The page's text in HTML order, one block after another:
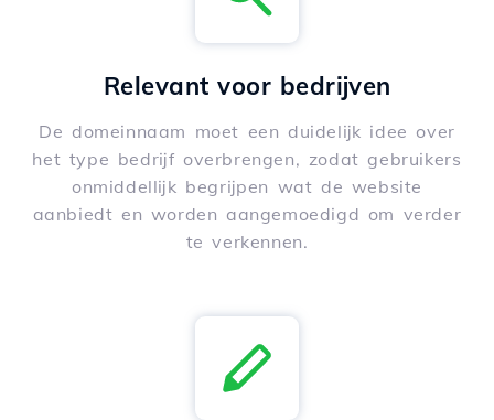
Relevant voor bedrijven
De domeinnaam moet een duidelijk idee over
het type bedrijf overbrengen, zodat gebruikers
onmiddellijk begrijpen wat de website
aanbiedt en worden aangemoedigd om verder
te verkennen.